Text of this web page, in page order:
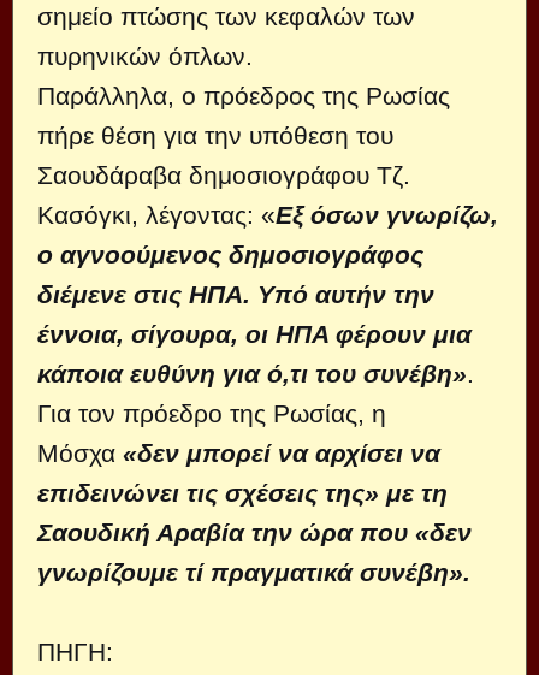
σημείο πτώσης των κεφαλών των
πυρηνικών όπλων.
Παράλληλα, ο πρόεδρος της Ρωσίας
πήρε θέση για την υπόθεση του
Σαουδάραβα δημοσιογράφου Τζ.
Κασόγκι, λέγοντας: «Εξ όσων γνωρίζω,
ο αγνοούμενος δημοσιογράφος
διέμενε στις ΗΠΑ. Υπό αυτήν την
έννοια, σίγουρα, οι ΗΠΑ φέρουν μια
κάποια ευθύνη για ό,τι του συνέβη».
Για τον πρόεδρο της Ρωσίας, η
Μόσχα «δεν μπορεί να αρχίσει να
επιδεινώνει τις σχέσεις της» με τη
Σαουδική Αραβία την ώρα που «δεν
γνωρίζουμε τί πραγματικά συνέβη».
ΠΗΓΗ: